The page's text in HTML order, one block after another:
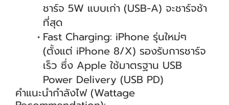
ชาร์จ 5W แบบเก่า (USB-A) จะชาร์จช้า
ที่สุด
Fast Charging: iPhone รุ่นใหม่ๆ
(ตั้งแต่ iPhone 8/X) รองรับการชาร์จ
เร็ว ซึ่ง Apple ใช้มาตรฐาน USB
Power Delivery (USB PD)
คำแนะนำกำลังไฟ (Wattage